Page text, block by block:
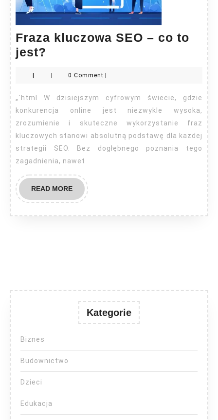
Fraza kluczowa SEO – co to
jest?
SEO
–
co
to
jest?
0 Comment
„`html W dzisiejszym cyfrowym świecie, gdzie
konkurencja online jest niezwykle wysoka,
zrozumienie i skuteczne wykorzystanie fraz
kluczowych stanowi absolutną podstawę dla każdej
strategii SEO. Bez dogłębnego poznania tego
zagadnienia, nawet
READ MOREREAD
MORE
Kategorie
Biznes
Budownictwo
Dzieci
Edukacja